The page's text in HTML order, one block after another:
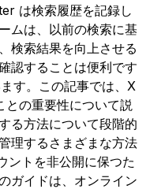
は検索履歴を記録し
ムは、以前の検索に基
検索結果を向上させる
認することは便利です
す。この記事では、X
の重要性について説
る方法について段階的
理するさまざまな方法
トを非公開に保つた
ガイドは、オンライン